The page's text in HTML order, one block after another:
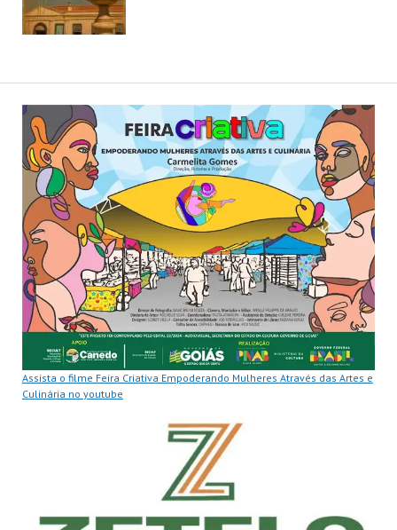
Assista o filme Feira Criativa Empoderando Mulheres Através das Artes e
Culinária no youtube